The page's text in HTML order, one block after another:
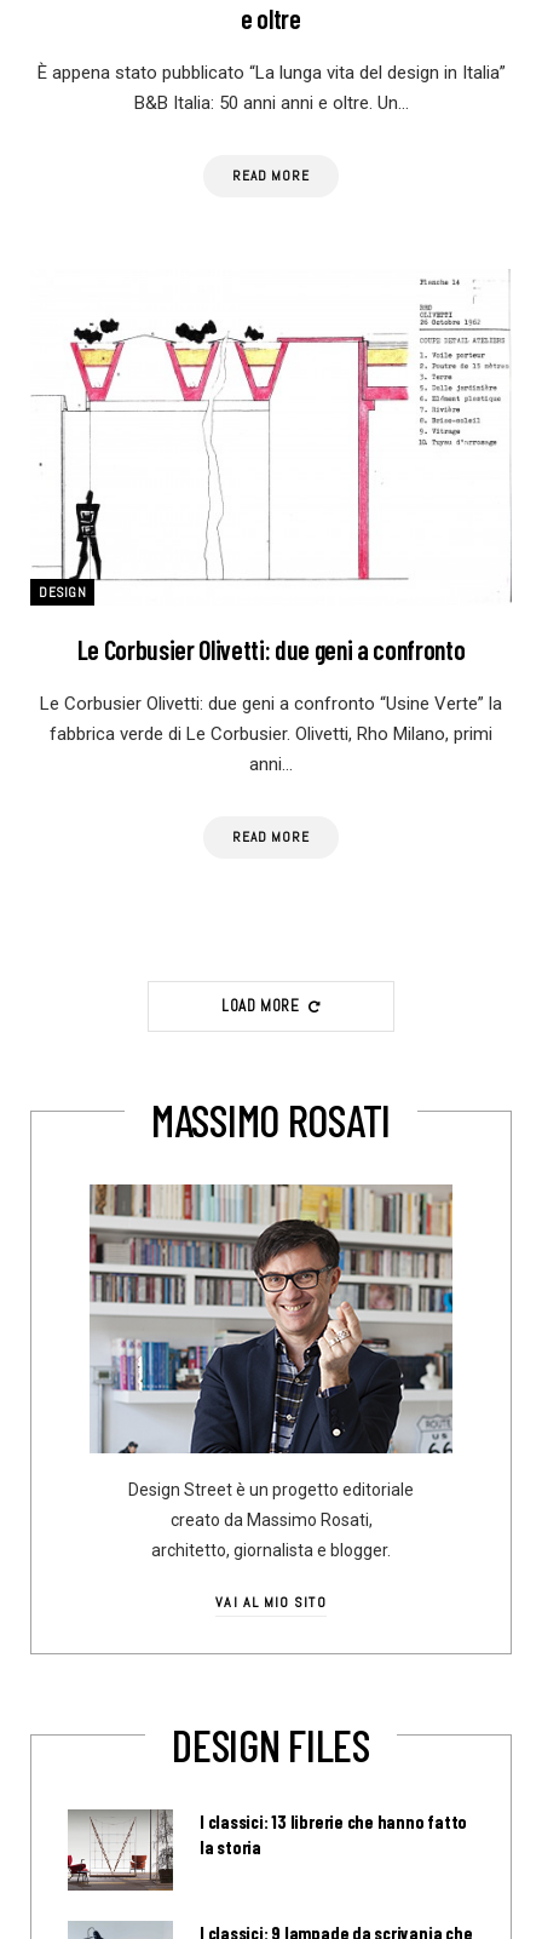
e oltre
È appena stato pubblicato “La lunga vita del design in Italia”
B&B Italia: 50 anni anni e oltre. Un…
READ MORE
DESIGN
Le Corbusier Olivetti: due geni a confronto
Le Corbusier Olivetti: due geni a confronto “Usine Verte” la
fabbrica verde di Le Corbusier. Olivetti, Rho Milano, primi
anni…
READ MORE
LOAD MORE
MASSIMO ROSATI
Design Street è un progetto editoriale
creato da Massimo Rosati,
architetto, giornalista e blogger.
VAI AL MIO SITO
DESIGN FILES
I classici: 13 librerie che hanno fatto
la storia
I classici: 9 lampade da scrivania che